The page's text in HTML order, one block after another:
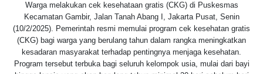
Warga melakukan cek kesehataan gratis (CKG) di Puskesmas
Kecamatan Gambir, Jalan Tanah Abang I, Jakarta Pusat, Senin
(10/2/2025). Pemerintah resmi memulai program cek kesehatan gratis
(CKG) bagi warga yang berulang tahun dalam rangka meningkatkan
kesadaran masyarakat terhadap pentingnya menjaga kesehatan.
Program tersebut terbuka bagi seluruh kelompok usia, mulai dari bayi